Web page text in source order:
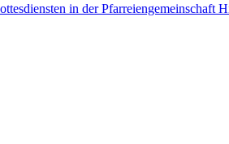
in der Pfarreiengemeinschaft